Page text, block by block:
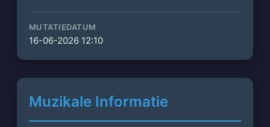
MUTATIEDATUM
16-06-2026 12:10
Muzikale Informatie